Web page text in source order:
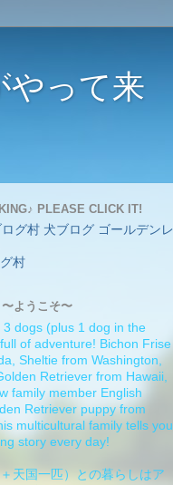
やって来
PLEASE CLICK IT!
村
ようこそ〜
3 dogs (plus 1 dog in the
of adventure! Bichon Frise
Sheltie from Washington,
Retriever from Hawaii,
family member English
Retriever puppy from
multicultural family tells you
story every day!
天国一匹）との暮らしはア